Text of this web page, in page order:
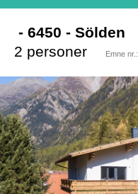
- 6450 - Sölden
2 personer
Emne nr.: